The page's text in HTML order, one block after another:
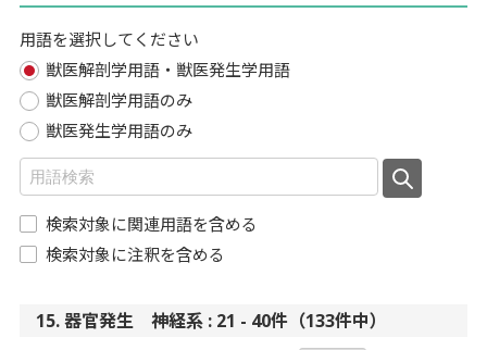
用語を選択してください
獣医解剖学用語・獣医発生学用語
獣医解剖学用語のみ
獣医発生学用語のみ
検索対象に関連用語を含める
検索対象に注釈を含める
15. 器官発生 神経系 : 21 - 40件（133件中）